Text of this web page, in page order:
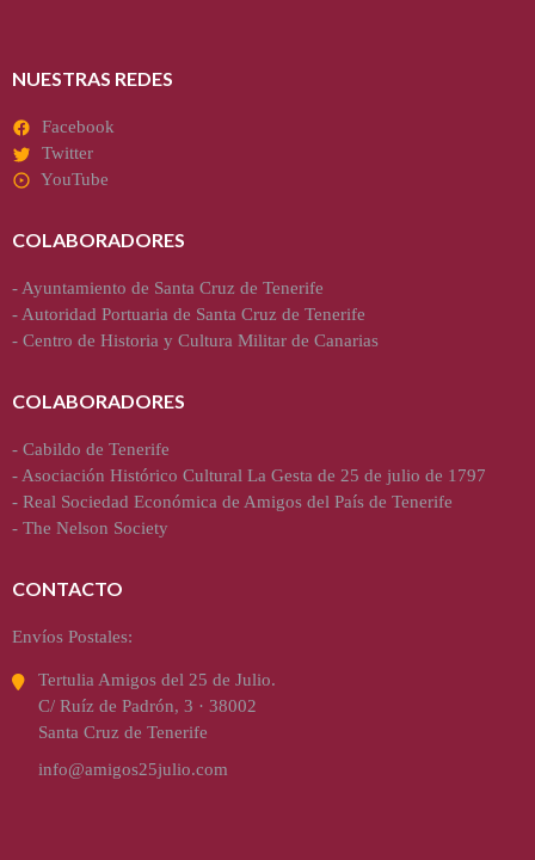
NUESTRAS REDES
Facebook
Twitter
YouTube
COLABORADORES
- Ayuntamiento de Santa Cruz de Tenerife
- Autoridad Portuaria de Santa Cruz de Tenerife
- Centro de Historia y Cultura Militar de Canarias
COLABORADORES
- Cabildo de Tenerife
- Asociación Histórico Cultural La Gesta de 25 de julio de 1797
- Real Sociedad Económica de Amigos del País de Tenerife
- The Nelson Society
CONTACTO
Envíos Postales:
Tertulia Amigos del 25 de Julio.
C/ Ruíz de Padrón, 3 · 38002
Santa Cruz de Tenerife
info@amigos25julio.com